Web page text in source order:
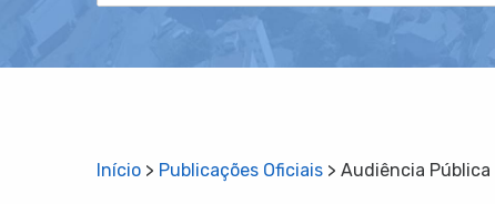
Início > Publicações Oficiais > Audiência Pública